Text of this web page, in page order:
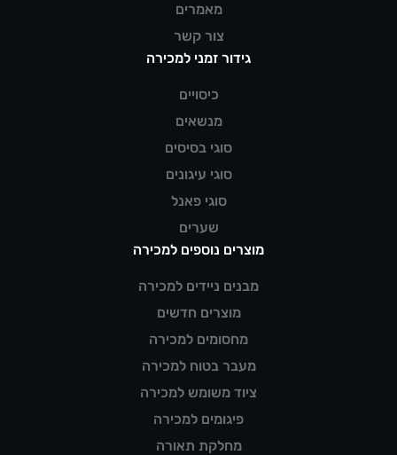
מאמרים
צור קשר
גידור זמני למכירה
כיסויים
מנשאים
סוגי בסיסים
סוגי עיגונים
סוגי פאנל
שערים
מוצרים נוספים למכירה
מבנים ניידים למכירה
מוצרים חדשים
מחסומים למכירה
מעבר בטוח למכירה
ציוד משומש למכירה
פיגומים למכירה
מחלקת תאורה